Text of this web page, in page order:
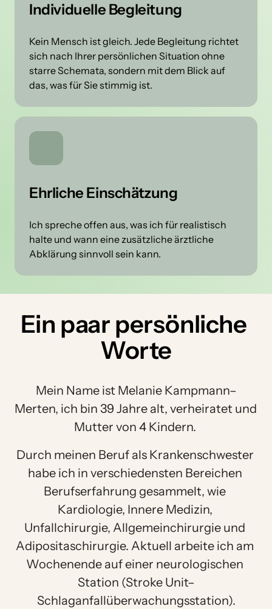
Individuelle Begleitung
Kein Mensch ist gleich. Jede Begleitung richtet
sich nach Ihrer persönlichen Situation ohne
starre Schemata, sondern mit dem Blick auf
das, was für Sie stimmig ist.
Ehrliche Einschätzung
Ich spreche offen aus, was ich für realistisch
halte und wann eine zusätzliche ärztliche
Abklärung sinnvoll sein kann.
Ein paar
Worte
Mein Name ist Melanie Kampmann–
Merten, ich bin 39 Jahre alt, verheiratet und
Mutter von 4 Kindern.
Durch meinen Beruf als Krankenschwester
habe ich in verschiedensten Bereichen
Berufserfahrung gesammelt, wie
Kardiologie, Innere Medizin,
Unfallchirurgie, Allgemeinchirurgie und
Adipositaschirurgie. Aktuell arbeite ich am
Wochenende auf einer neurologischen
Station (Stroke Unit–
Schlaganfallüberwachungsstation).